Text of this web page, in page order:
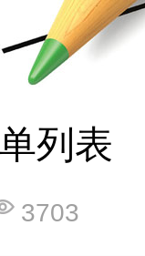
列表
3703